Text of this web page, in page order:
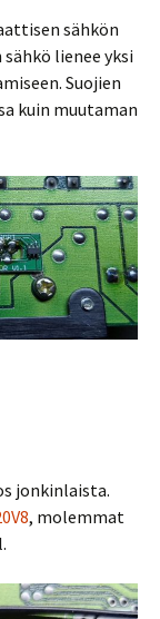
sähkön
lienee yksi
Suojien
kuin muutaman
jonkinlaista.
, molemmat